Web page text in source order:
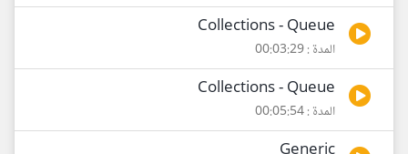
Collections - Queue
المدة : 00:03:29
Collections - Queue
المدة : 00:05:54